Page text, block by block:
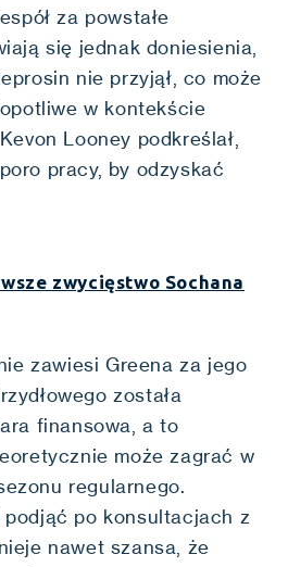
za powstałe
się jednak doniesienia,
nie przyjął, co może
w kontekście
Looney podkreślał,
pracy, by odzyskać
zwycięstwo Sochana
zawiesi Greena za jego
została
finansowa, a to
może zagrać w
regularnego.
podjąć po konsultacjach z
nawet szansa, że